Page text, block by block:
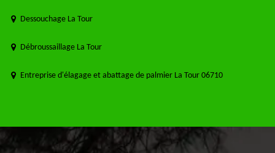
Dessouchage La Tour
Débroussaillage La Tour
Entreprise d'élagage et abattage de palmier La Tour 06710